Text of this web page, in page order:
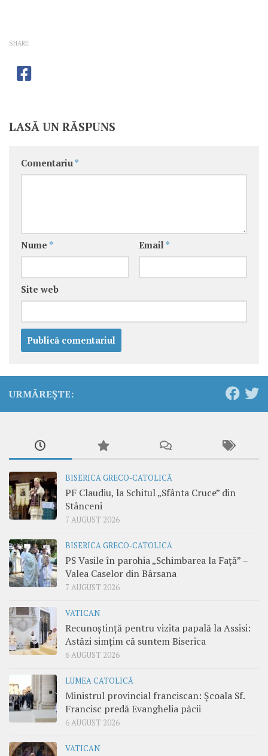
SHARE
LASĂ UN RĂSPUNS
Comentariu *
Nume * Email *
Site web
URMĂREȘTE:
BISERICA GRECO-CATOLICĂ
PF Claudiu, la Schitul „Sfânta Cruce” din
Stânceni
7 AUGUST 2026
BISERICA GRECO-CATOLICĂ
PS Vasile în parohia „Schimbarea la Față” –
Valea Caselor din Bârsana
7 AUGUST 2026
VATICAN
Recunoștință pentru vizita papală la Assisi:
Astăzi simțim că suntem Biserica
6 AUGUST 2026
LUMEA CATOLICĂ
Ministrul provincial franciscan: Școala Sf.
Francisc predă Evanghelia păcii
6 AUGUST 2026
VATICAN